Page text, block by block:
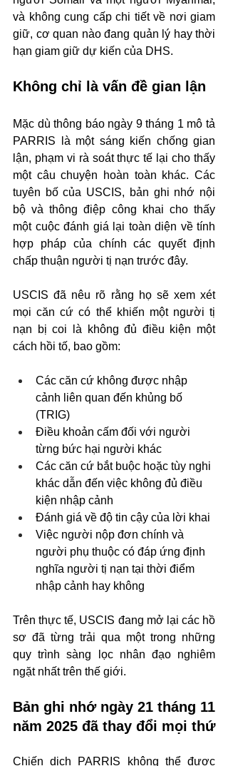
và không cung cấp chi tiết về nơi giam
giữ, cơ quan nào đang quản lý hay thời
hạn giam giữ dự kiến của DHS.
Không chỉ là vấn đề gian lận
Mặc dù thông báo ngày 9 tháng 1 mô tả
PARRIS là một sáng kiến chống gian
lận, phạm vi rà soát thực tế lại cho thấy
một câu chuyện hoàn toàn khác. Các
tuyên bố của USCIS, bản ghi nhớ nội
bộ và thông điệp công khai cho thấy
một cuộc đánh giá lại toàn diện về tính
hợp pháp của chính các quyết định
chấp thuận người tị nạn trước đây.
USCIS đã nêu rõ rằng họ sẽ xem xét
mọi căn cứ có thể khiến một người tị
nạn bị coi là không đủ điều kiện một
cách hồi tố, bao gồm:
Các căn cứ không được nhập
cảnh liên quan đến khủng bố
(TRIG)
Điều khoản cấm đối với người
từng bức hại người khác
Các căn cứ bắt buộc hoặc tùy nghi
khác dẫn đến việc không đủ điều
kiện nhập cảnh
Đánh giá về độ tin cậy của lời khai
Việc người nộp đơn chính và
người phụ thuộc có đáp ứng định
nghĩa người tị nạn tại thời điểm
nhập cảnh hay không
Trên thực tế, USCIS đang mở lại các hồ
sơ đã từng trải qua một trong những
quy trình sàng lọc nhân đạo nghiêm
ngặt nhất trên thế giới.
Bản ghi nhớ ngày 21 tháng 11
năm 2025 đã thay đổi mọi thứ
Chiến dịch PARRIS không thể được